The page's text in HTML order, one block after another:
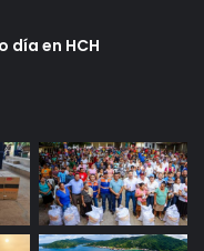
día en HCH